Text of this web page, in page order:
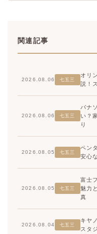
関連記事
2026.08.06 七五三
オリ
説！
2026.08.06 七五三
パナ
い？
り
2026.08.05 七五三
ペン
安心
2026.08.05 七五三
富士
魅力
真
2026.08.04 七五三
キヤ
スタ